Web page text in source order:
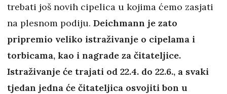
trebati još novih cipelica u kojima ćemo zasjati
na plesnom podiju. Deichmann je zato
pripremio veliko istraživanje o cipelama i
torbicama, kao i nagrade za čitateljice.
Istraživanje će trajati od 22.4. do 22.6., a svaki
tjedan jedna će čitateljica osvojiti bon u